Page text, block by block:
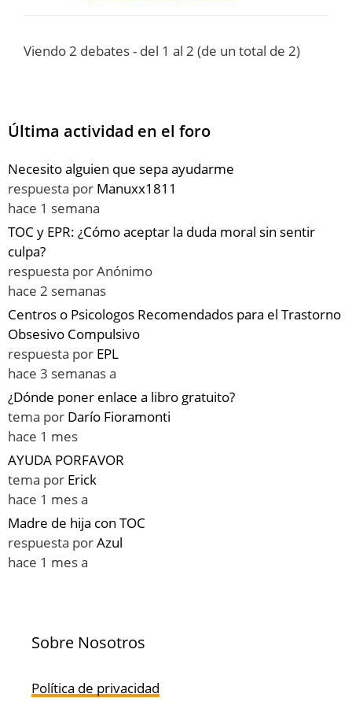
Viendo 2 debates - del 1 al 2 (de un total de 2)
Última actividad en el foro
Necesito alguien que sepa ayudarme
respuesta por Manuxx1811
hace 1 semana
TOC y EPR: ¿Cómo aceptar la duda moral sin sentir
culpa?
respuesta porAnónimo
hace 2 semanas
Centros o Psicologos Recomendados para el Trastorno
Obsesivo Compulsivo
respuesta por EPL
hace 3 semanas a
¿Dónde poner enlace a libro gratuito?
tema por Darío Fioramonti
hace 1 mes
AYUDA PORFAVOR
tema por Erick
hace 1 mes a
Madre de hija con TOC
respuesta porAzul
hace 1 mes a
Sobre Nosotros
Política de privacidad